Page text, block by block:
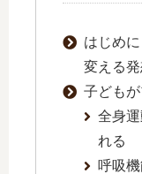
はじめ
変える発
子ども
全身
れる
呼吸